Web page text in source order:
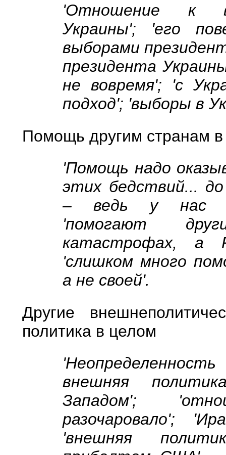
'Отношение к
Украины'; 'его
выборами
президента
не вовремя'; 'с
подход'; 'выборы в
Помощь другим странам
'Помощь надо
этих бедствий...
– ведь у нас
'помогают
катастрофах, а
'слишком много
а не своей'.
Другие
политика в целом
внешняя
Западом';
разочаровало';
'внешняя